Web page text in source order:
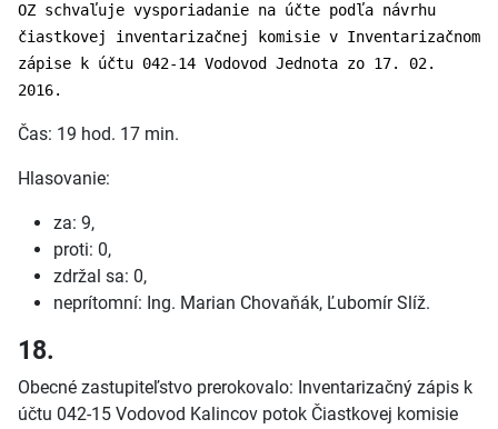
OZ schvaľuje vysporiadanie na účte podľa návrhu
čiastkovej inventarizačnej komisie v Inventarizačnom
zápise k účtu 042-14 Vodovod Jednota zo 17. 02.
2016.
Čas: 19 hod. 17 min.
Hlasovanie:
za: 9,
proti: 0,
zdržal sa: 0,
neprítomní: Ing. Marian Chovaňák, Ľubomír Slíž.
18.
Obecné zastupiteľstvo prerokovalo: Inventarizačný zápis k
účtu 042-15 Vodovod Kalincov potok Čiastkovej komisie